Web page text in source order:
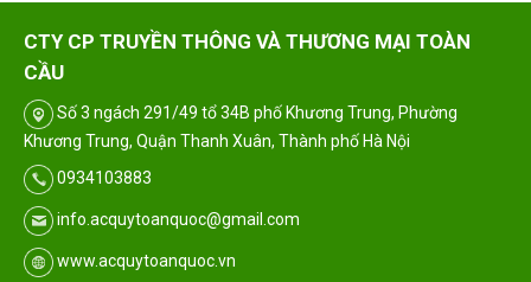
CTY CP TRUYỀN THÔNG VÀ THƯƠNG MẠI TOÀN
CẦU
Số 3 ngách 291/49 tổ 34B phố Khương Trung, Phường
Khương Trung, Quận Thanh Xuân, Thành phố Hà Nội
0934103883
info.acquytoanquoc@gmail.com
www.acquytoanquoc.vn